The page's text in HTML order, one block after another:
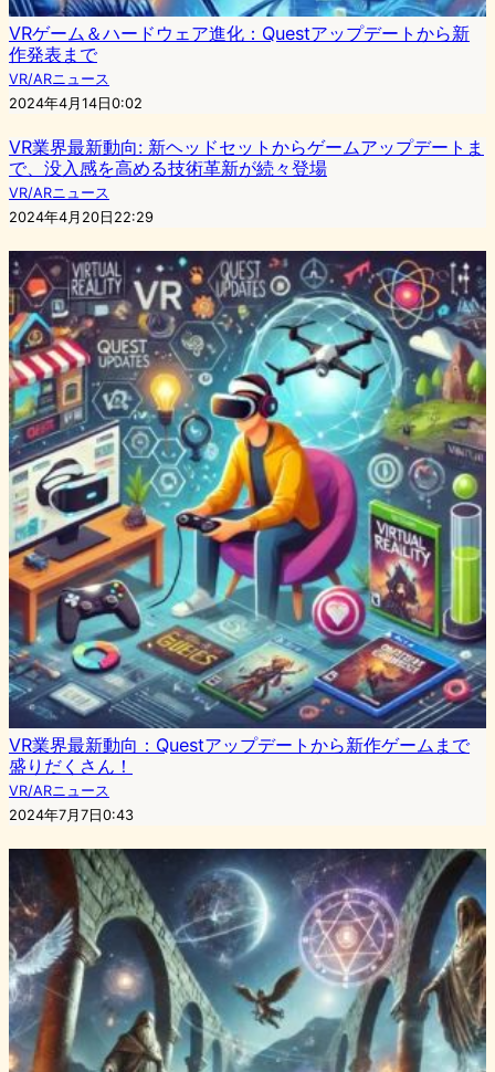
VRゲーム＆ハードウェア進化：Questアップデートから新
作発表まで
VR/ARニュース
2024年4月14日0:02
VR業界最新動向: 新ヘッドセットからゲームアップデートま
で、没入感を高める技術革新が続々登場
VR/ARニュース
2024年4月20日22:29
VR業界最新動向：Questアップデートから新作ゲームまで
盛りだくさん！
VR/ARニュース
2024年7月7日0:43